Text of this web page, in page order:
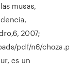
musas,
2007;
pdf/n6/
es un